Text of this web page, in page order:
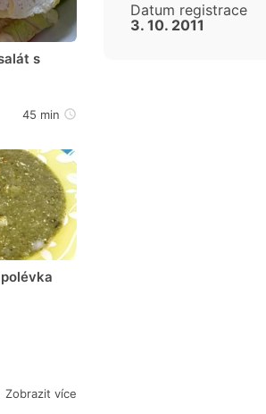
s
nebyl hodnocen
45 min
nebyl hodnocen
Zobrazit více
Datum registrace
3. 10. 2011